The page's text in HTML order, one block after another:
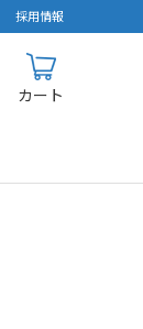
採用情報
カート